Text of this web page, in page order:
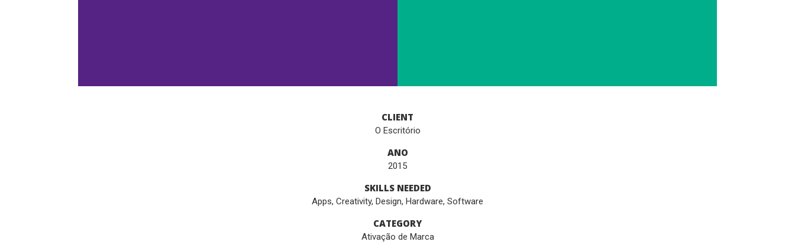
CLIENT
O Escritório
ANO
2015
SKILLS NEEDED
Apps, Creativity, Design, Hardware, Software
CATEGORY
Ativação de Marca